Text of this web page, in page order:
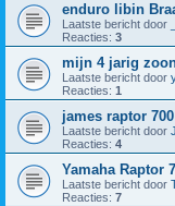
enduro libin
Laatste bericht door
Reacties: 3
mijn 4 jarig
Laatste bericht door
Reacties: 1
james raptor
Laatste bericht door
Reacties: 4
Yamaha Raptor
Laatste bericht door
Reacties: 7